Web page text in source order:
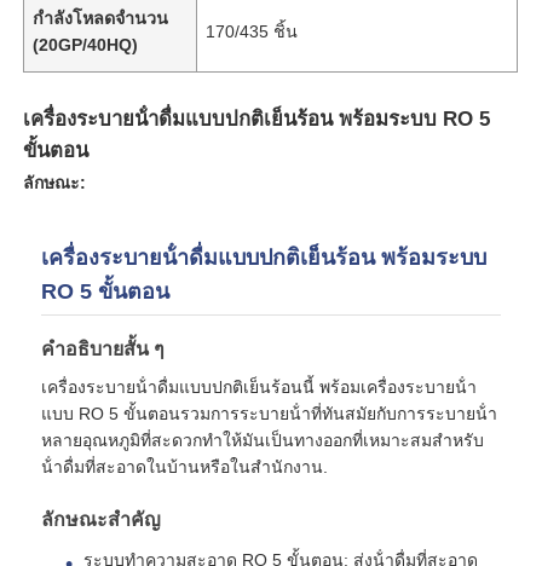
วิดีโอ
ควบคุมคุณภาพ
ข่าว
ระบบ RO
น้ำนุ่มน้ำ
กำลังโหลดจำนวน
(20GP/40HQ)
170/435 ชิ้น
เครื่องระบายน้ําดื่มแบบปกติเย็นร้อน พร้อมระบบ RO 5
ขั้นตอน
ลักษณะ:
เครื่องระบายน้ําดื่มแบบปกติเย็นร้อน พร้อมระบบ
RO 5 ขั้นตอน
คําอธิบายสั้น ๆ
เครื่องระบายน้ําดื่มแบบปกติเย็นร้อนนี้ พร้อมเครื่องระบายน้ํา
แบบ RO 5 ขั้นตอนรวมการระบายน้ําที่ทันสมัยกับการระบายน้ํา
หลายอุณหภูมิที่สะดวกทําให้มันเป็นทางออกที่เหมาะสมสําหรับ
น้ําดื่มที่สะอาดในบ้านหรือในสํานักงาน.
ลักษณะสําคัญ
ระบบทําความสะอาด RO 5 ขั้นตอน: ส่งน้ําดื่มที่สะอาด